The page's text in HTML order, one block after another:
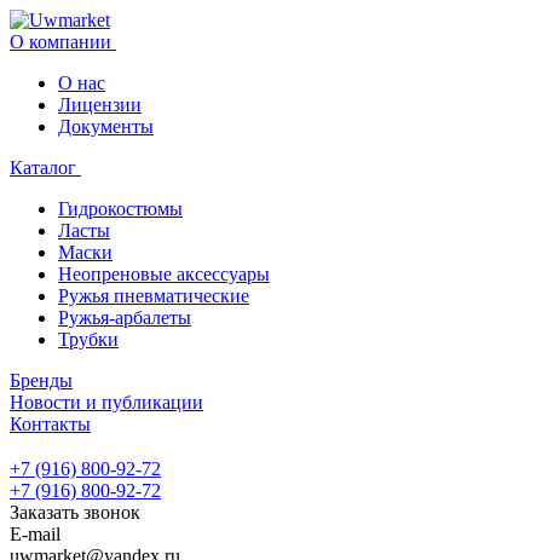
О компании
О нас
Лицензии
Документы
Каталог
Гидрокостюмы
Ласты
Маски
Неопреновые аксессуары
Ружья пневматические
Ружья-арбалеты
Трубки
Бренды
Новости и публикации
Контакты
+7 (916) 800-92-72
+7 (916) 800-92-72
Заказать звонок
E-mail
uwmarket@yandex.ru